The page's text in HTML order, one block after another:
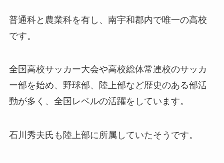
普通科と農業科を有し、南宇和郡内で唯一の高校
です。
全国高校サッカー大会や高校総体常連校のサッカ
ー部を始め、野球部、陸上部など歴史のある部活
動が多く、全国レベルの活躍をしています。
石川秀夫氏も陸上部に所属していたそうです。